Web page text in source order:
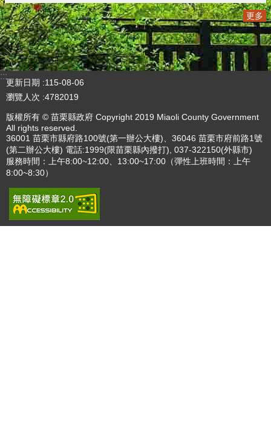
更多
:::
更新日期
115-08-06
瀏覽人次 4782019
版權所有 © 苗栗縣政府 Copyright 2019 Miaoli County Government
All rights reserved.
36001 苗栗市縣府路100號(第一辦公大樓)、36046 苗栗市府前路1號
(第二辦公大樓) 電話:1999(限苗栗縣內撥打), 037-322150(外縣市)
服務時間：上午8:00~12:00、13:00~17:00（彈性上班時間：上午
8:00~8:30）